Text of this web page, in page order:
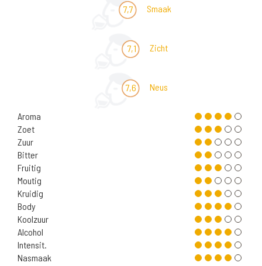
7,7 Smaak
7,1 Zicht
7,6 Neus
Aroma
Zoet
Zuur
Bitter
Fruitig
Moutig
Kruidig
Body
Koolzuur
Alcohol
Intensit.
Nasmaak